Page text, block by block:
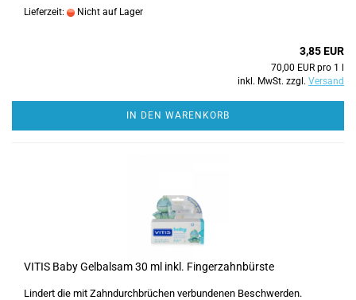
Lieferzeit: Nicht auf Lager
3,85 EUR
70,00 EUR pro 1 l
inkl. MwSt. zzgl. Versand
IN DEN WARENKORB
VITIS Baby Gelbalsam 30 ml inkl. Fingerzahnbürste
Lindert die mit Zahndurchbrüchen verbundenen Beschwerden.